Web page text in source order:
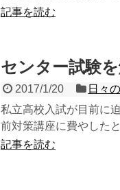
記事を読む
センター試験
2017/1/20 日々
私立高校入試が目前に
前対策講座に費やした
記事を読む